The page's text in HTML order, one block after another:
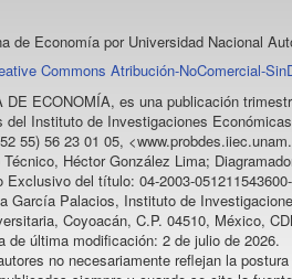
de Economía por Universidad Nacional
Commons Atribución-NoComercial-
DE ECONOMÍA, es una publicación
Instituto de Investigaciones
55) 56 23 01 05,
Héctor González Lima;
del título: 04-2003-
García Palacios, Instituto de
Coyoacán, C.P. 04510, México,
de última modificación: 2 de julio de 2026.
no necesariamente reflejan la